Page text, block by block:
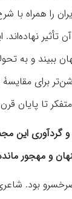
را همراه با
تأثیر
ببیند و به
برای
تا
این
و مهجور
بود.